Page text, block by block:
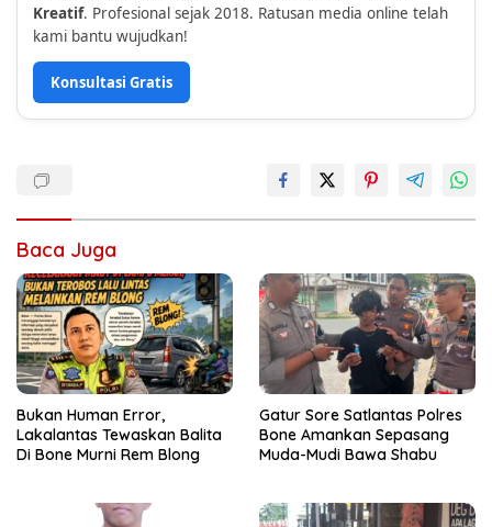
Kreatif. Profesional sejak 2018. Ratusan media online telah
kami bantu wujudkan!
Konsultasi Gratis
Baca Juga
Bukan Human Error,
Lakalantas Tewaskan Balita
Di Bone Murni Rem Blong
Gatur Sore Satlantas Polres
Bone Amankan Sepasang
Muda-Mudi Bawa Shabu